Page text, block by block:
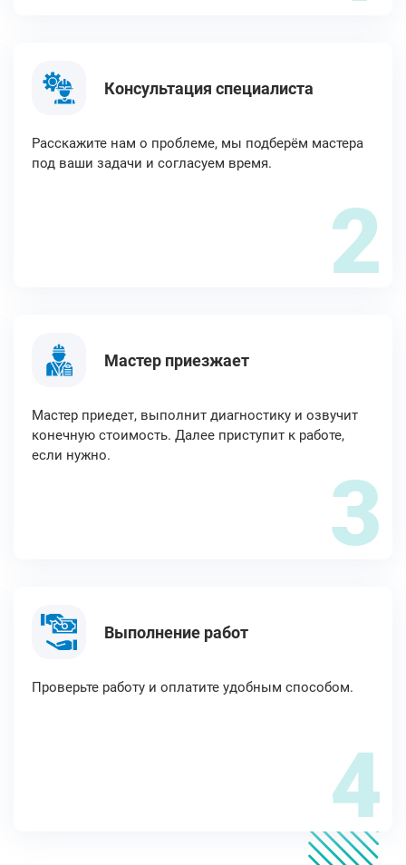
Консультация специалиста
Расскажите нам о проблеме, мы подберём мастера
под ваши задачи и согласуем время.
2
Мастер приезжает
Мастер приедет, выполнит диагностику и озвучит
конечную стоимость. Далее приступит к работе,
если нужно.
3
Выполнение работ
Проверьте работу и оплатите удобным способом.
4